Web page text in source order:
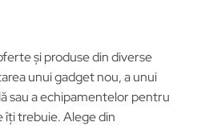
și produse din diverse
unui gadget nou, a unui
sau a echipamentelor pentru
îți trebuie. Alege din